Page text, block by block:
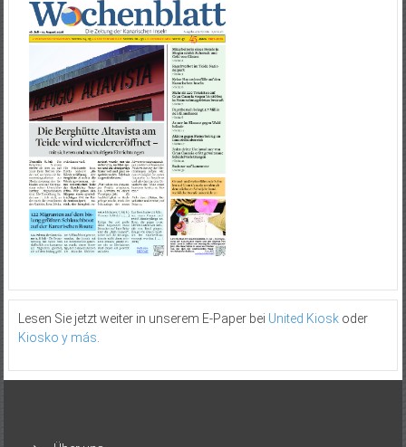
Lesen Sie jetzt weiter in unserem E-Paper bei United Kioskoder
Kiosko y más.